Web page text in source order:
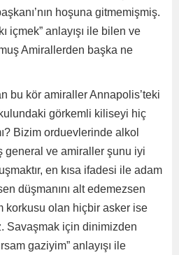
hoşuna gitmemişmiş.
içmek” anlayışı ile bilen ve
Amirallerden başka ne
bu kör amiraller Annapolis’teki
görkemli kiliseyi hiç
Bizim orduevlerinde alkol
general ve amiraller şunu iyi
en kısa ifadesi ile adam
düşmanını alt edemezsen
korkusu olan hiçbir asker ise
Savaşmak için dinimizden
gaziyim” anlayışı ile